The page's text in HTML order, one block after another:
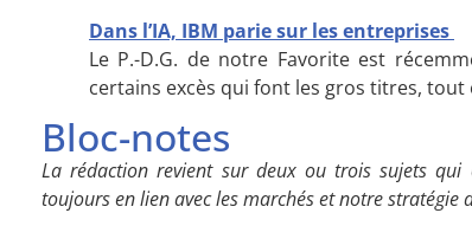
Dans l’IA, IBM parie sur les entreprises
Le P.-D.G. de notre Favorite est
certains excès qui font les gros titres, tout
Bloc-notes
La rédaction revient sur deux ou trois sujets qui
toujours en lien avec les marchés et notre stratégie